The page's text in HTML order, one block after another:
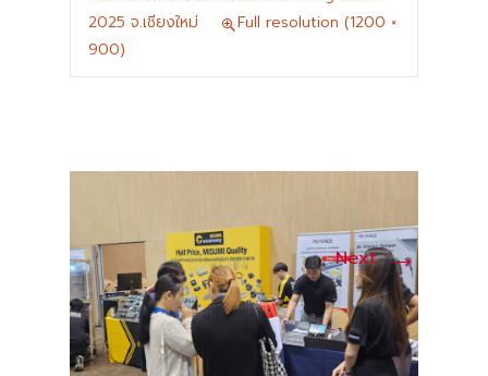
2025 จ.เชียงใหม่
Full resolution (1200 ×
900)
Next→